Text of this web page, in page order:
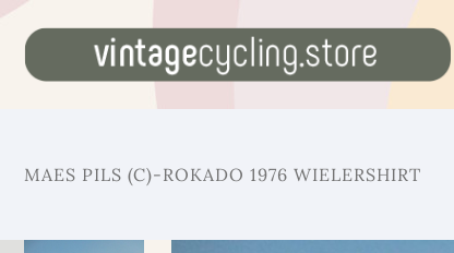
MAES PILS (C)-ROKADO 1976 WIELERSHIRT